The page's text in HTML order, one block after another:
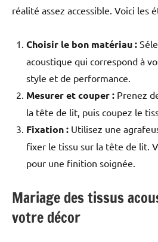
réalité assez accessible. Voici les
Choisir le bon matériau :
acoustique qui correspond à
style et de performance.
Mesurer et couper : Prenez
la tête de lit, puis coupez le
Fixation : Utilisez une
fixer le tissu sur la tête de lit.
pour une finition soignée.
Mariage des tissus
votre décor